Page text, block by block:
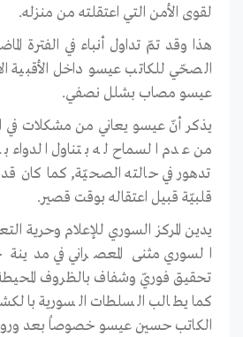
لقوى الأمن التي اعتقلته من منزله.
هذا وقد تمّ تداول أنباء في الفترة
الصحّي للكاتب عيسو داخل الأقبية
عيسو مصاب بشلل نصفي.
يذكر أنّ عيسو يعاني من مشكلات
من عدم السماح له بتناول الدواء
تدهور في حالته الصحيّة, كما كان
قلبيّة قبيل اعتقاله بوقت قصير.
يدين المركز السوري للإعلام وحرية
السوري مثنى المعصراني في
تحقيق فوريّ وشفاف بالظروف
كما يطالب السلطات السورية
الكاتب حسين عيسو خصوصاُ بعد ورود